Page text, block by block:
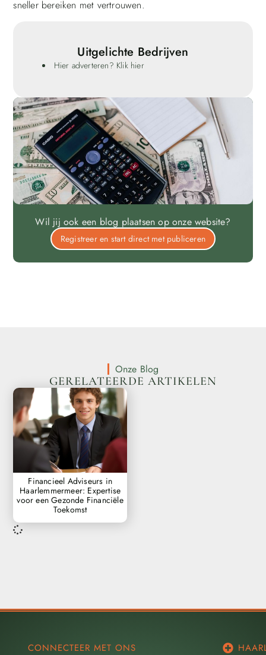
sneller bereiken met vertrouwen.
Uitgelichte Bedrijven
Hier adverteren? Klik hier
Wil jij ook een blog plaatsen op onze website?
Registreer en start direct met publiceren
Onze Blog
GERELATEERDE ARTIKELEN
Financieel Adviseurs in
Haarlemmermeer: Expertise
voor een Gezonde Financiële
Toekomst
CONNECTEER MET ONS